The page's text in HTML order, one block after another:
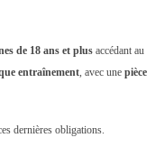
de 18 ans et plus accédant au
entraînement , avec une pièce
dernières obligations.